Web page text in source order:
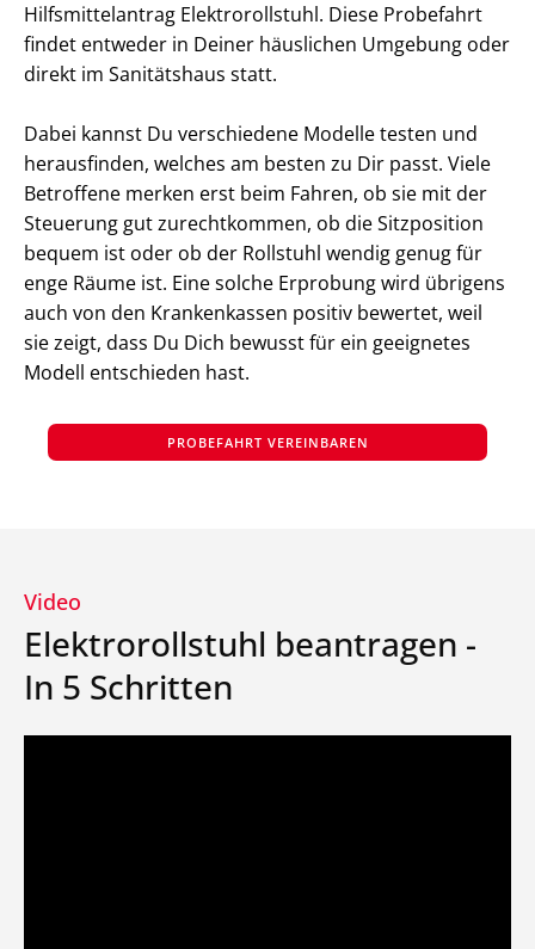
Hilfsmittelantrag Elektrorollstuhl. Diese Probefahrt
findet entweder in Deiner häuslichen Umgebung oder
direkt im Sanitätshaus statt.
Dabei kannst Du verschiedene Modelle testen und
herausfinden, welches am besten zu Dir passt. Viele
Betroffene merken erst beim Fahren, ob sie mit der
Steuerung gut zurechtkommen, ob die Sitzposition
bequem ist oder ob der Rollstuhl wendig genug für
enge Räume ist. Eine solche Erprobung wird übrigens
auch von den Krankenkassen positiv bewertet, weil
sie zeigt, dass Du Dich bewusst für ein geeignetes
Modell entschieden hast.
PROBEFAHRT VEREINBAREN
Video
Elektrorollstuhl beantragen -
In 5 Schritten